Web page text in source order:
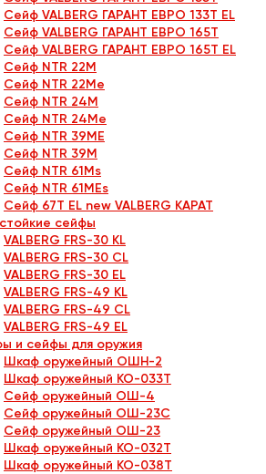
Сейф VALBERG ГАРАНТ ЕВРО 133Т EL
Сейф VALBERG ГАРАНТ ЕВРО 165Т
Сейф VALBERG ГАРАНТ ЕВРО 165Т EL
Сейф NTR 22M
Сейф NTR 22Me
Сейф NTR 24М
Сейф NTR 24Me
Сейф NTR 39ME
Сейф NTR 39M
Сейф NTR 61Ms
Сейф NTR 61MEs
Сейф 67T EL new VALBERG КАРАТ
сейфы
VALBERG FRS-30 KL
VALBERG FRS-30 CL
VALBERG FRS-30 EL
VALBERG FRS-49 KL
VALBERG FRS-49 CL
VALBERG FRS-49 EL
и сейфы для оружия
Шкаф оружейный ОШН-2
Шкаф оружейный КО-033Т
Сейф оружейный ОШ-4
Сейф оружейный ОШ-23С
Сейф оружейный ОШ-23
Шкаф оружейный КО-032Т
Шкаф оружейный КО-038Т